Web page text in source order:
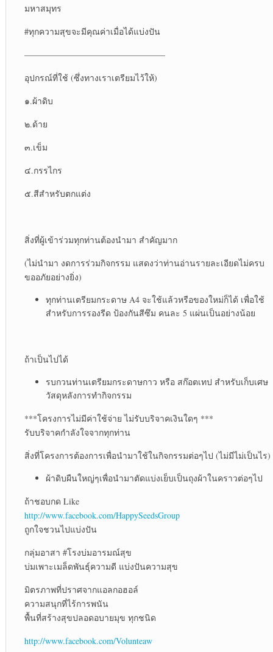
มหาสมุทร
#ทุกความสุขจะมีคุณค่าเมื่อได้แบ่งปัน
————————————————–
อุปกรณ์ที่ใช้ (ซึ่งทางเราเตรียมไว้ให้)
๑.ผ้าดิบ
๒.ด้าย
๓.เข็ม
๔.กรรไกร
๕.สีสำหรับตกแต่ง
สิ่งที่ผู้เข้าร่วมทุกท่านต้องนำมา สำคัญมาก
(ไม่นำมา งดการร่วมกิจกรรม แสดงว่าท่านอ่านรายละเอียดไม่ครบ
ขออภัยอย่างยิ่ง)
ทุกท่านเตรียมกระดาษ A4 จะใช้แล้วหรือของใหม่ก็ได้ เพื่อใช้
สำหรับการรองรีด ป้องกันสีซึม คนละ 5 แผ่นเป็นอย่างน้อย
ถ้าเป็นไปได้
รบกวนท่านเตรียมกระดาษกาว หรือ สก๊อตเทป สำหรับเก็บเศษ
วัสดุหลังการทำกิจกรรม
***โครงการไม่มีค่าใช้จ่าย ไม่รับบริจาคเงินใดๆ ***
รับบริจาคกำลังใจจากทุกท่าน
สิ่งที่โครงการต้องการเพื่อนำมาใช้ในกิจกรรมต่อๆไป (ไม่มีไม่เป็นไร)
ผ้าดิบผืนใหญ่ๆเพื่อนำมาตัดแบ่งเย็บเป็นถุงผ้าในคราวต่อๆไป
ถ้าชอบกด Like
http://www.facebook.com/HappySeedsGroup
ถูกใจชวนไปแบ่งปัน
กลุ่มอาสา #โรงบ่มอารมณ์สุข
บ่มเพาะเมล็ดพันธุ์ความดี แบ่งปันความสุข
มิตรภาพที่ปราศจากแอลกอฮอล์
ความสนุกที่ไร้การพนัน
พื้นที่สร้างสุขปลอดอบายมุข ทุกชนิด
http://www.facebook.com/Volunteaw